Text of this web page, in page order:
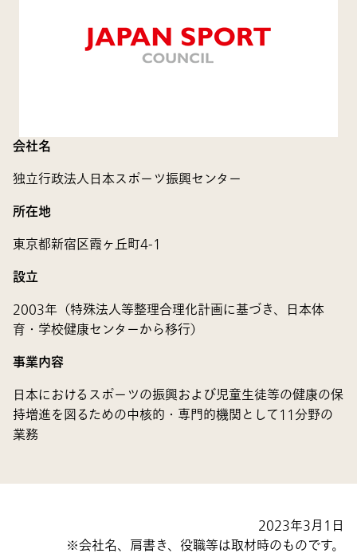
会社名
独立行政法人日本スポーツ振興センター
所在地
東京都新宿区霞ヶ丘町4-1
設立
2003年（特殊法人等整理合理化計画に基づき、日本体
育・学校健康センターから移行）
事業内容
日本におけるスポーツの振興および児童生徒等の健康の保
持増進を図るための中核的・専門的機関として11分野の
業務
2023年3月1日
会社名、肩書き、役職等は取材時のものです。